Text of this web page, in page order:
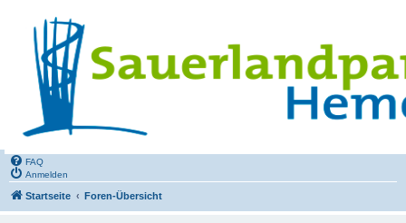
FAQ
Anmelden
Startseite Foren-Übersicht